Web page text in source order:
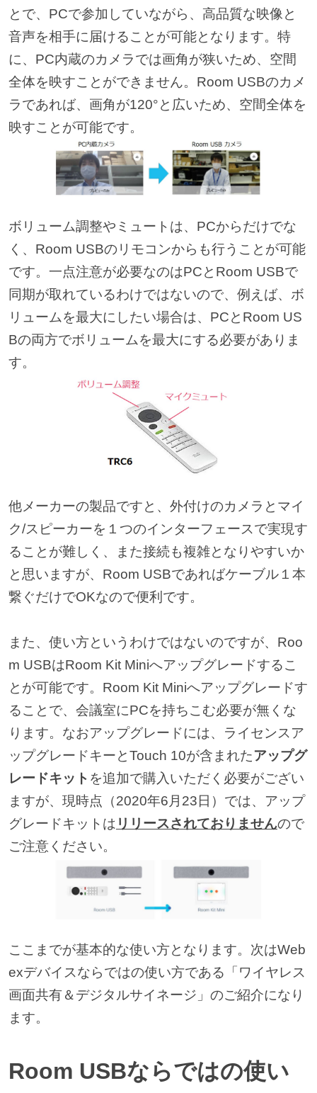
とで、PCで参加していながら、高品質な映像と
音声を相手に届けることが可能となります。特
に、PC内蔵のカメラでは画角が狭いため、空間
全体を映すことができません。Room USBのカメ
ラであれば、画角が120°と広いため、空間全体を
映すことが可能です。
ボリューム調整やミュートは、PCからだけでな
く、Room USBのリモコンからも行うことが可能
です。一点注意が必要なのはPCとRoom USBで
同期が取れているわけではないので、例えば、ボ
リュームを最大にしたい場合は、PCとRoom US
Bの両方でボリュームを最大にする必要がありま
す。
他メーカーの製品ですと、外付けのカメラとマイ
ク/スピーカーを１つのインターフェースで実現す
ることが難しく、また接続も複雑となりやすいか
と思いますが、Room USBであればケーブル１本
繋ぐだけでOKなので便利です。
また、使い方というわけではないのですが、Roo
m USBはRoom Kit Miniへアップグレードするこ
とが可能です。Room Kit Miniへアップグレードす
ることで、会議室にPCを持ちこむ必要が無くな
ります。なおアップグレードには、ライセンスア
ップグレードキーとTouch 10が含まれたアップグ
レードキット を追加で購入いただく必要がござい
ますが、現時点（2020年6月23日）では、アップ
グレードキットは リリースされておりませんので
ご注意ください。
ここまでが基本的な使い方となります。次はWeb
exデバイスならではの使い方である「ワイヤレス
画面共有＆デジタルサイネージ」のご紹介になり
ます。
Room USBならではの使い